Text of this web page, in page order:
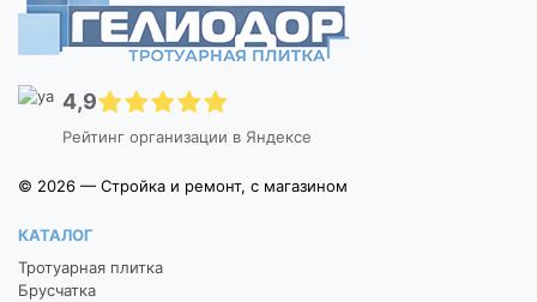
4,9
Рейтинг организации в Яндексе
© 2026 — Стройка и ремонт, с магазином
КАТАЛОГ
Тротуарная плитка
Брусчатка